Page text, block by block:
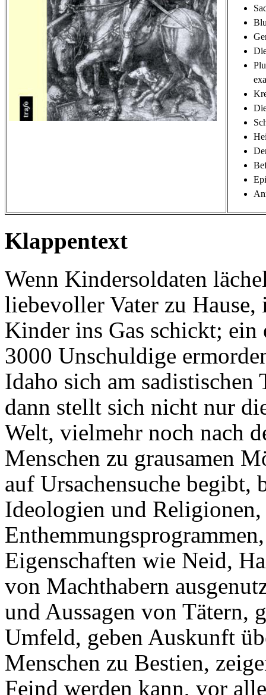
Klappentext
Wenn Kindersoldaten
liebevoller Vater zu
Kinder ins Gas schickt; ein
3000 Unschuldige
Idaho sich am
dann stellt sich nicht nur
Welt, vielmehr noch nach
Menschen zu grausamen
auf Ursachensuche begibt,
Ideologien und
Eigenschaften wie Neid,
von Machthabern
und Aussagen von Tätern,
Umfeld, geben Auskunft
Menschen zu Bestien,
Feind werden kann, vor